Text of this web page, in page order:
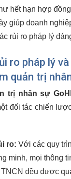
hết hạn hợp
giúp doanh
rủi ro pháp lý
ro pháp lý
quản trị
trị nhân sự
đối tác chiến
ro: Với các quy
minh, mọi thông
đều được